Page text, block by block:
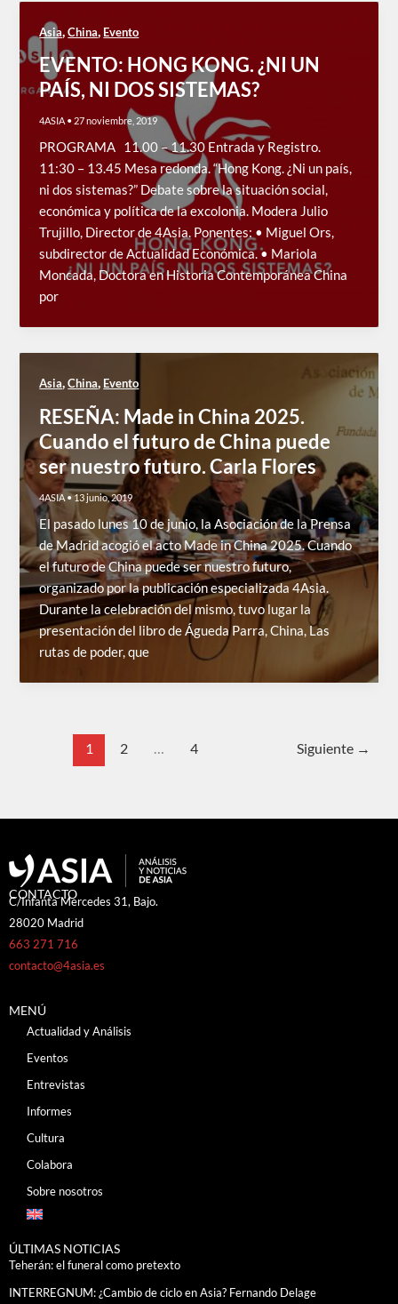
Asia,China, Evento
EVENTO: HONG KONG. ¿NI UN
PAÍS, NI DOS SISTEMAS?
4ASIA • 27 noviembre, 2019
PROGRAMA 11.00 – 11.30 Entrada y Registro.
11:30 – 13.45 Mesa redonda. “Hong Kong. ¿Ni un país,
ni dos sistemas?” Debate sobre la situación social,
económica y política de la excolonia. Modera Julio
Trujillo, Director de 4Asia. Ponentes: • Miguel Ors,
subdirector de Actualidad Económica. • Mariola
Moncada, Doctora en Historia Contemporánea China
por
Asia,China, Evento
RESEÑA: Made in China 2025.
Cuando el futuro de China puede
ser nuestro futuro. Carla Flores
4ASIA •13 junio, 2019
El pasado lunes 10 de junio, la Asociación de la Prensa
de Madrid acogió el acto Made in China 2025. Cuando
el futuro de China puede ser nuestro futuro,
organizado por la publicación especializada 4Asia.
Durante la celebración del mismo, tuvo lugar la
presentación del libro de Águeda Parra, China, Las
rutas de poder, que
1 2 … 4 Siguiente →
CONTACTO
C/Infanta Mercedes 31, Bajo.
28020 Madrid
663 271 716
contacto@4asia.es
MENÚ
Actualidad y Análisis
Eventos
Entrevistas
Informes
Cultura
Colabora
Sobre nosotros
ÚLTIMAS NOTICIAS
Teherán: el funeral como pretexto
INTERREGNUM: ¿Cambio de ciclo en Asia? Fernando Delage